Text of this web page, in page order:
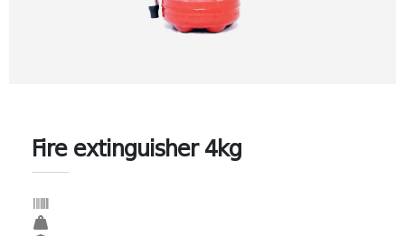
Fire extinguisher 4kg